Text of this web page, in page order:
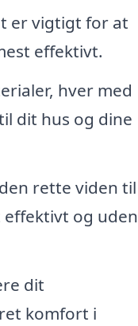
er vigtigt for at
effektivt.
hver med
dit hus og dine
rette viden til
og uden
dit
komfort i